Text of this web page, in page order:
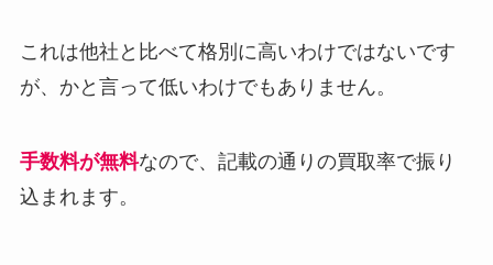
これは他社と比べて格別に高いわけではないです
が、かと言って低いわけでもありません。
手数料が無料なので、記載の通りの買取率で振り
込まれます。